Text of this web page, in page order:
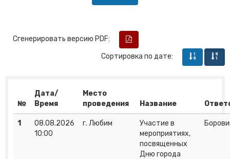
Сгенерировать версию PDF:
Сортировка по дате:
№
Дата/
Время
Место
проведения
Название
1
08.08.2026
10:00
г. Любим
Участие в
мероприятиях,
посвященных
Дню города